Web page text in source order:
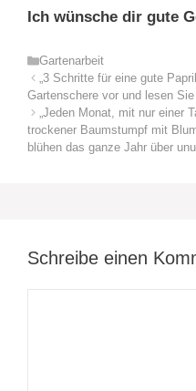
Ich wünsche dir gute
Kategorien
Gartenarbeit
„3 Schritte für eine gute
Gartenschere vor und lesen
„Jeden Monat, mit nur einer
trockener Baumstumpf mit
blühen das ganze Jahr über
Schreibe einen